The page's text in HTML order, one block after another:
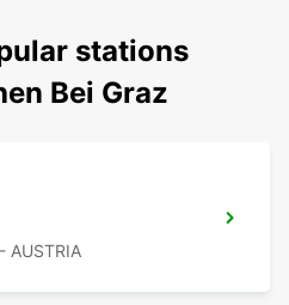
stations
Bei Graz
AUSTRIA